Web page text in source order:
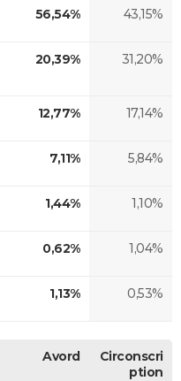
56,54% 43,15%
20,39% 31,20%
12,77% 17,14%
7,11% 5,84%
1,44% 1,10%
0,62% 1,04%
1,13% 0,53%
Avord
Circonscri
ption